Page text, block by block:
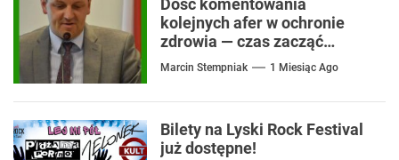
kolejnych afer w ochronie
zdrowia — czas zacząć
mówić o rozwiązaniach
Marcin Stempniak 1 Miesiąc Ago
Bilety na Lyski Rock Festival
już dostępne!